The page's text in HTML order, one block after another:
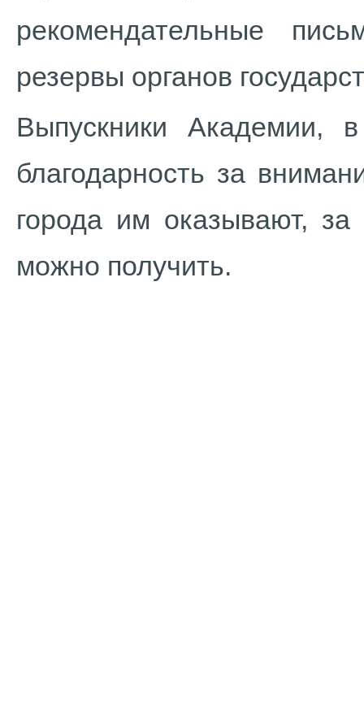
рекомендательные
резервы органов
Выпускники Академии,
благодарность за
города им оказывают,
можно получить.